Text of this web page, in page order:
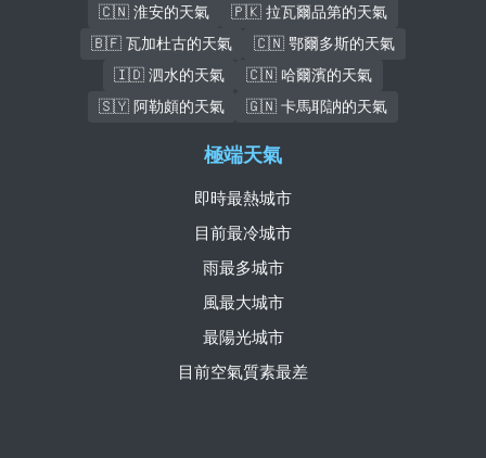
🇨🇳 淮安的天氣
🇵🇰 拉瓦爾品第的天氣
🇧🇫 瓦加杜古的天氣
🇨🇳 鄂爾多斯的天氣
🇮🇩 泗水的天氣
🇨🇳 哈爾濱的天氣
🇸🇾 阿勒頗的天氣
🇬🇳 卡馬耶訥的天氣
極端天氣
即時最熱城市
目前最冷城市
雨最多城市
風最大城市
最陽光城市
目前空氣質素最差